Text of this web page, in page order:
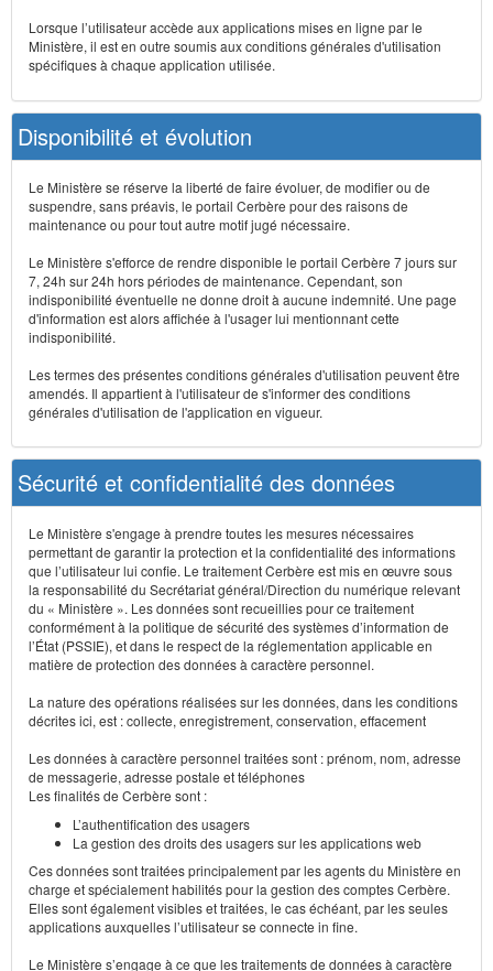
Lorsque l’utilisateur accède aux applications mises en ligne par le
Ministère, il est en outre soumis aux conditions générales d'utilisation
spécifiques à chaque application utilisée.
Disponibilité et évolution
Le Ministère se réserve la liberté de faire évoluer, de modifier ou de
suspendre, sans préavis, le portail Cerbère pour des raisons de
maintenance ou pour tout autre motif jugé nécessaire.
Le Ministère s'efforce de rendre disponible le portail Cerbère 7 jours sur
7, 24h sur 24h hors périodes de maintenance. Cependant, son
indisponibilité éventuelle ne donne droit à aucune indemnité. Une page
d'information est alors affichée à l'usager lui mentionnant cette
indisponibilité.
Les termes des présentes conditions générales d'utilisation peuvent être
amendés. Il appartient à l'utilisateur de s'informer des conditions
générales d'utilisation de l'application en vigueur.
Sécurité et confidentialité des données
Le Ministère s'engage à prendre toutes les mesures nécessaires
permettant de garantir la protection et la confidentialité des informations
que l’utilisateur lui confie. Le traitement Cerbère est mis en œuvre sous
la responsabilité du Secrétariat général/Direction du numérique relevant
du « Ministère ». Les données sont recueillies pour ce traitement
conformément à la politique de sécurité des systèmes d’information de
l’État (PSSIE), et dans le respect de la réglementation applicable en
matière de protection des données à caractère personnel.
La nature des opérations réalisées sur les données, dans les conditions
décrites ici, est : collecte, enregistrement, conservation, effacement
Les données à caractère personnel traitées sont : prénom, nom, adresse
de messagerie, adresse postale et téléphones
Les finalités de Cerbère sont :
L’authentification des usagers
La gestion des droits des usagers sur les applications web
Ces données sont traitées principalement par les agents du Ministère en
charge et spécialement habilités pour la gestion des comptes Cerbère.
Elles sont également visibles et traitées, le cas échéant, par les seules
applications auxquelles l’utilisateur se connecte in fine.
Le Ministère s’engage à ce que les traitements de données à caractère